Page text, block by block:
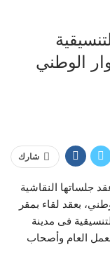
الوطني
شارك
جلساتها النقاشية
بعقد لقاء بمقر
فى مدينة
العام وأصحاب